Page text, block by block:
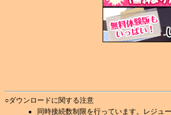
○ダウンロードに関する注意
同時接続数制限を行っています。レジュー